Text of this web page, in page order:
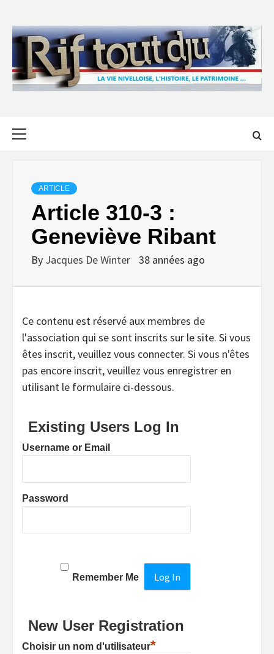
content
ARTICLE
Article 310-3 :
Geneviève Ribant
By Jacques De Winter 38 années ago
Ce contenu est réservé aux membres de
l'association qui se sont inscrits sur le site. Si vous
êtes inscrit, veuillez vous connecter. Si vous n'êtes
pas encore inscrit, veuillez vous enregistrer en
utilisant le formulaire ci-dessous.
Existing Users Log In
Username or Email
Password
Remember Me
New User Registration
Choisir un nom d'utilisateur*